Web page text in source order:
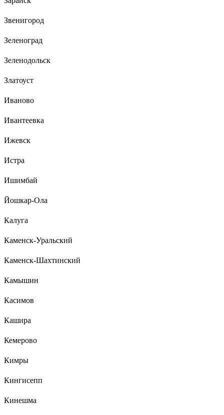
Звенигород
Зеленоград
Зеленодольск
Златоуст
Иваново
Ивантеевка
Ижевск
Истра
Ишимбай
Йошкар-Ола
Калуга
Каменск-Уральский
Каменск-Шахтинский
Камышин
Касимов
Кашира
Кемерово
Кимры
Кингисепп
Кинешма